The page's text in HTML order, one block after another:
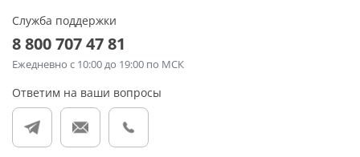
Служба поддержки
8 800 707 47 81
Ежедневно с 10:00 до 19:00 по МСК
Ответим на ваши вопросы